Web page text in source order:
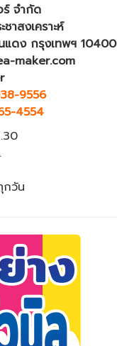
ร์ จำกัด
าสงเคราะห์
แดง กรุงเทพฯ 10400
maker.com
9556
4554
วัน